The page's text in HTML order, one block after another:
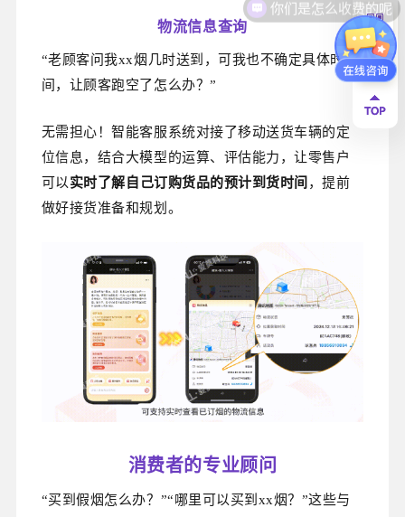
物流信息查询
“老顾客问我xx烟几时送到，可我也不确定具体时
间，让顾客跑空了怎么办？”
无需担心！智能客服系统对接了移动送货车辆的定
位信息，结合大模型的运算、评估能力，让零售户
可以实时了解自己订购货品的预计到货时间 ，提前
做好接货准备和规划。
消费者的专业顾问
“买到假烟怎么办？”“哪里可以买到xx烟？”这些与